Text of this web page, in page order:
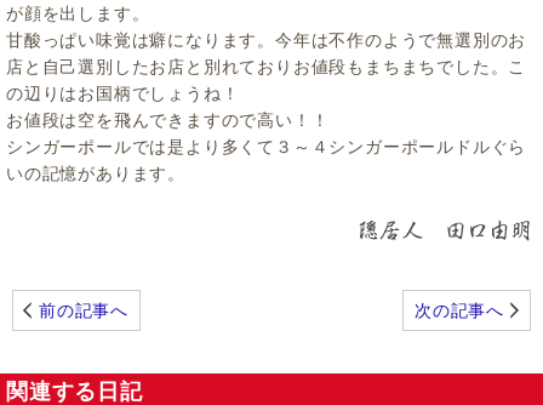
が顔を出します。
甘酸っぱい味覚は癖になります。今年は不作のようで無選別のお
店と自己選別したお店と別れておりお値段もまちまちでした。こ
の辺りはお国柄でしょうね！
お値段は空を飛んできますので高い！！
シンガーポールでは是より多くて３～４シンガーポールドルぐら
いの記憶があります。
前の記事へ 次の記事へ
関連する日記